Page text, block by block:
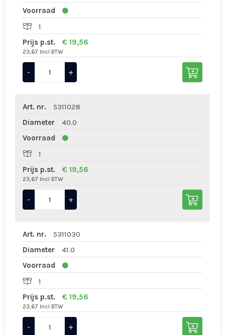
Voorraad
1
Prijs p.st.
€ 19,56
23,67 Incl BTW
- +
Art. nr.
5311028
Diameter
40.0
Voorraad
1
Prijs p.st.
€ 19,56
23,67 Incl BTW
- +
Art. nr.
5311030
Diameter
41.0
Voorraad
1
Prijs p.st.
€ 19,56
23,67 Incl BTW
- +